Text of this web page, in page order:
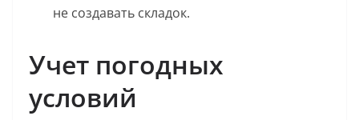
не создавать складок.
Учет погодных
условий